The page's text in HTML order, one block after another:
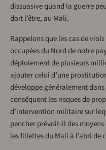
dissuasive quand la guerre
doit l’être, au Mali.
Rappelons que les cas de
occupées du Nord de notre
déploiement de plusieurs
ajouter celui d’une
développe généralement
conséquent les risques de
d’intervention militaire sur
pencher prévoit-il des
les fillettes du Mali à l’abri de